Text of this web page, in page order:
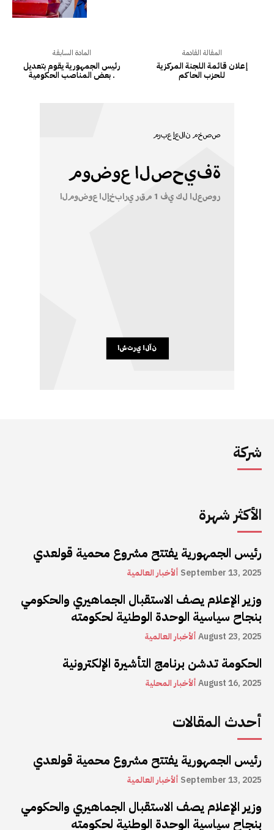
شركة
الأكثر شهرة
رئيس الجمهورية يفتتح مشروع محمية قولعدي
ألأخبار العالمية September 13, 2025
وزير الإعلام يصف الاستقبال الجماهيري والحكومي
بنجاح سياسية الوحدة الوطنية لحكومته
ألأخبار العالميةAugust 23, 2025
الحكومة تدشن برنامج التأشيرة الإلكترونية
ألأخبار المحليةAugust 16, 2025
أحدث المقالات
رئيس الجمهورية يفتتح مشروع محمية قولعدي
ألأخبار العالمية September 13, 2025
وزير الإعلام يصف الاستقبال الجماهيري والحكومي
بنجاح سياسية الوحدة الوطنية لحكومته